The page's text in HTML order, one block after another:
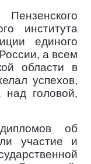
института
единого
а всем
области в
успехов,
над головой,
об
участие и